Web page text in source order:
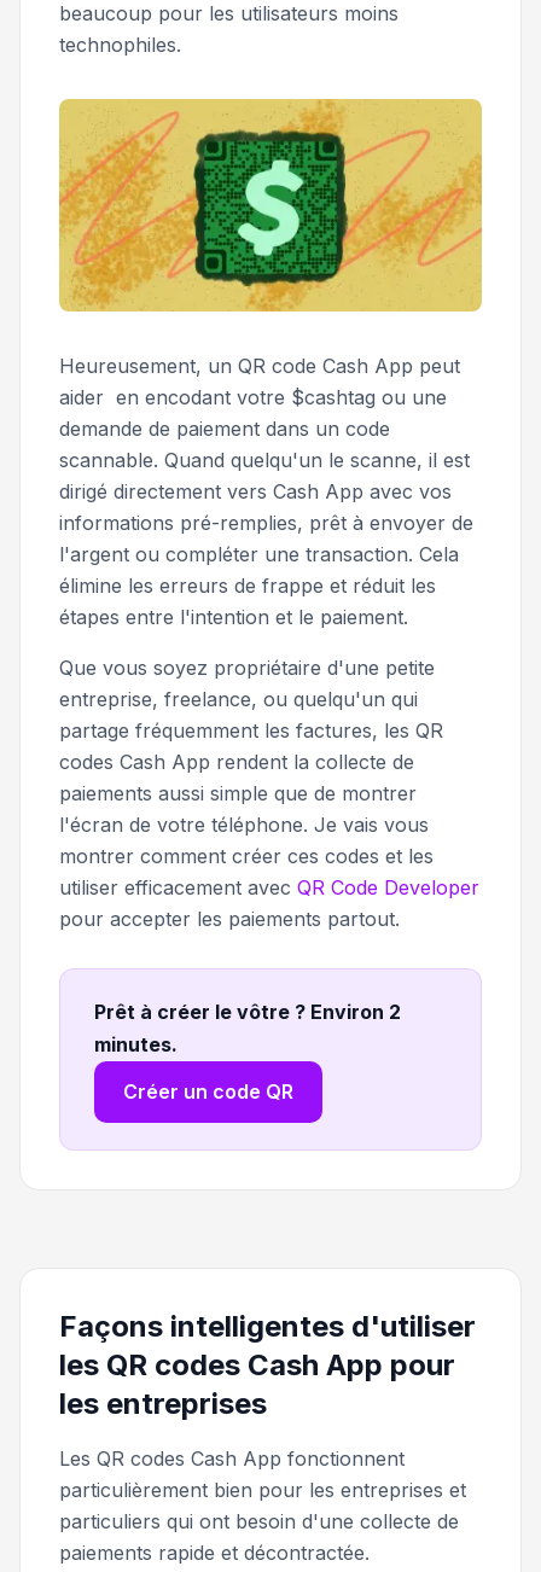
beaucoup pour les utilisateurs moins
technophiles.
Heureusement, un QR code Cash App peut
aider en encodant votre $cashtag ou une
demande de paiement dans un code
scannable. Quand quelqu'un le scanne, il est
dirigé directement vers Cash App avec vos
informations pré-remplies, prêt à envoyer de
l'argent ou compléter une transaction. Cela
élimine les erreurs de frappe et réduit les
étapes entre l'intention et le paiement.
Que vous soyez propriétaire d'une petite
entreprise, freelance, ou quelqu'un qui
partage fréquemment les factures, les QR
codes Cash App rendent la collecte de
paiements aussi simple que de montrer
l'écran de votre téléphone. Je vais vous
montrer comment créer ces codes et les
utiliser efficacement avec QR Code Developer
pour accepter les paiements partout.
Prêt à créer le vôtre ? Environ 2
minutes.
Créer un code QR
Façons intelligentes d'utiliser
les QR codes Cash App pour
les entreprises
Les QR codes Cash App fonctionnent
particulièrement bien pour les entreprises et
particuliers qui ont besoin d'une collecte de
paiements rapide et décontractée.